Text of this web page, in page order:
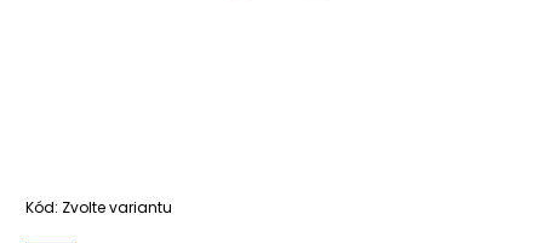
Kód: Zvolte variantu